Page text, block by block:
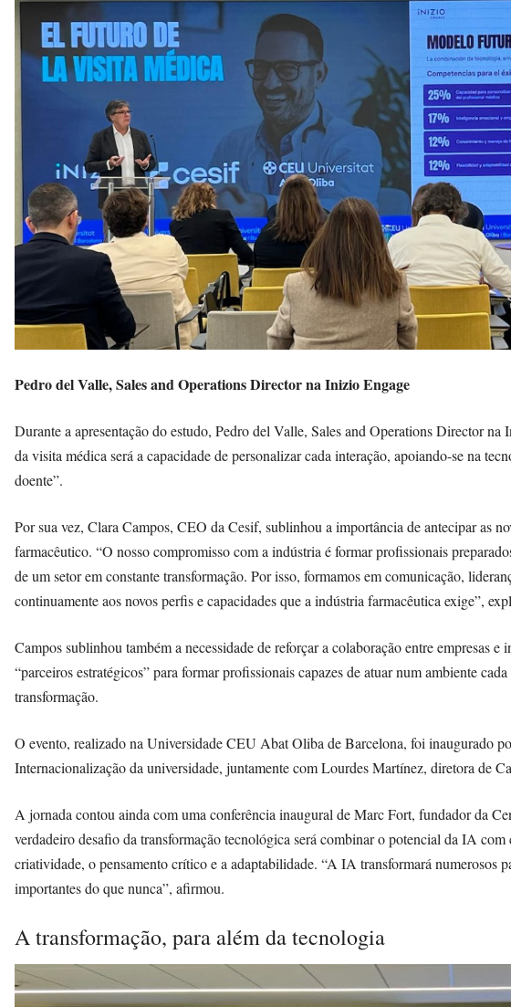
Pedro del Valle, Sales and Operations Director na Inizio Engage
Durante a apresentação do estudo, Pedro del Valle, Sales and Operations Director
da visita médica será a capacidade de personalizar cada interação, apoiando-se na
doente”.
Por sua vez, Clara Campos, CEO da Cesif, sublinhou a importância de antecipar as
farmacêutico. “O nosso compromisso com a indústria é formar profissionais
de um setor em constante transformação. Por isso, formamos em comunicação,
continuamente aos novos perfis e capacidades que a indústria farmacêutica exige”,
Campos sublinhou também a necessidade de reforçar a colaboração entre empresas
“parceiros estratégicos” para formar profissionais capazes de atuar num ambiente
transformação.
O evento, realizado na Universidade CEU Abat Oliba de Barcelona, foi inaugurado
Internacionalização da universidade, juntamente com Lourdes Martínez, diretora de
A jornada contou ainda com uma conferência inaugural de Marc Fort, fundador da
verdadeiro desafio da transformação tecnológica será combinar o potencial da IA
criatividade, o pensamento crítico e a adaptabilidade. “A IA transformará numerosos
importantes do que nunca”, afirmou.
A transformação, para além da tecnologia